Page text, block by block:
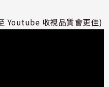
Youtube 收視品質會更佳)